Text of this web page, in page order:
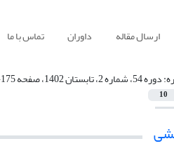
ارسال مقاله داوران تماس با ما
دوره 54، شماره 2، تابستان 1402، صفحه 175-352
10